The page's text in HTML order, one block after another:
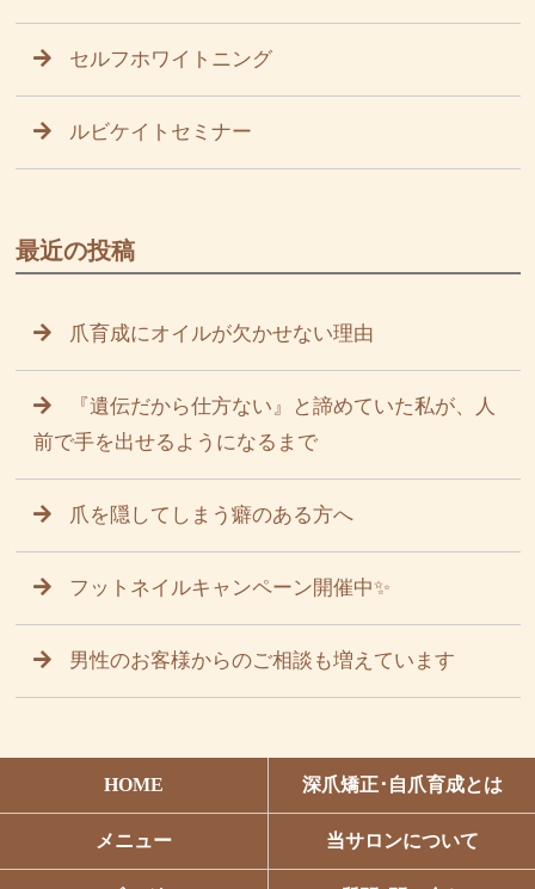
セルフホワイトニング
ルビケイトセミナー
最近の投稿
爪育成にオイルが欠かせない理由
『遺伝だから仕方ない』と諦めていた私が、人
前で手を出せるようになるまで
爪を隠してしまう癖のある方へ
フットネイルキャンペーン開催中✨
男性のお客様からのご相談も増えています
HOME 深爪矯正･自爪育成とは
メニュー 当サロンについて